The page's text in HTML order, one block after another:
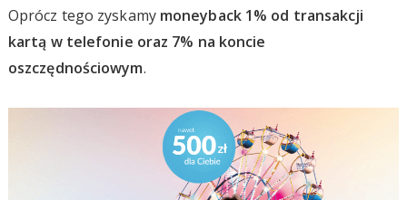
Oprócz tego zyskamy moneyback 1% od transakcji
kartą w telefonie oraz 7% na koncie
oszczędnościowym.